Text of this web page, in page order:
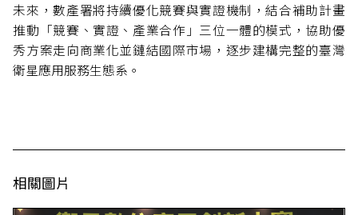
未來，數產署將持續優化競賽與實證機制，結合補助計畫
推動「競賽、實證、產業合作」三位一體的模式，協助優
秀方案走向商業化並鏈結國際市場，逐步建構完整的臺灣
衛星應用服務生態系。
相關圖片